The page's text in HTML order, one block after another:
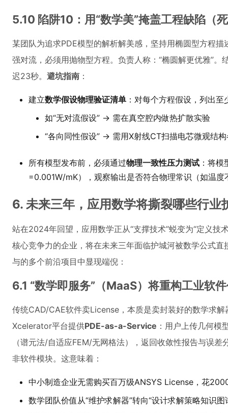
5.10 陷阱10：用“数学美”掩盖工程缺陷（
某团队为追求PDE模型的解析解美感，坚持用椭圆型方程
强对流，必须用抛物型方程。负责人称：“椭圆解更优雅”
迟23秒。 避坑指南 ：
建立数学假设物理验证清单 ：对每个方程假设，列出
如“无对流假设” → 需在真空腔内做热扩散实验
“各向同性假设” → 需用X射线CT扫描电芯微观结
所有模型发布前，必须通过物理一致性压力测试 ：将
=0.001W/mK），观察输出是否符合物理常识（如温度
6. 未来三年，应用数学将撕裂哪些行业
站在2024年回望，应用数学正从“支撑技术”蜕变为“定义技
核心竞争力的企业，将在未来三年面临护城河被数学公式
与的多个前沿项目中显现端倪：
6.1 “数学即服务”（MaaS）将重构工业软
传统CAD/CAE软件卖License，本质是卖封装好的数学求
Xcelerator平台提供PDE-as-a-Service ：用户上传几何模
（谱元法/自适应FEM/无网格法），返回收敛性报告与误差
非软件模块。这意味着：
中小制造企业无需购买百万级ANSYS License，花
数学团队价值从“维护求解器”转向“设计求解策略知识图